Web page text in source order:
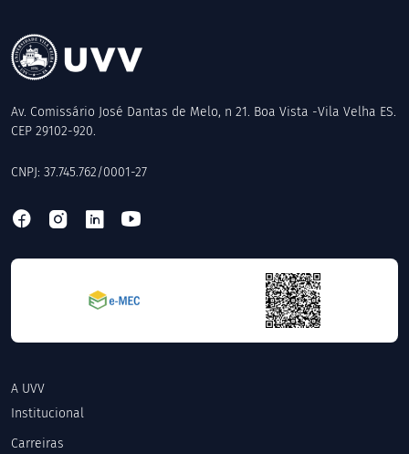
Av. Comissário José Dantas de Melo, n 21. Boa Vista -Vila Velha ES.
CEP 29102-920.
CNPJ: 37.745.762/0001-27
A UVV
Institucional
Carreiras